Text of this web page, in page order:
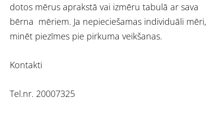
dotos mērus aprakstā vai izmēru tabulā ar sava
bērna mēriem. Ja nepieciešamas individuāli mēri,
minēt piezīmes pie pirkuma veikšanas.
Kontakti
Tel.nr. 20007325